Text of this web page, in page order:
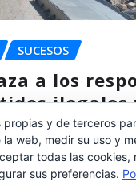
SUCESOS
a los
ilegales
sanciones
Ago 7, 2026
propias y de terceros
web, medir su uso y
todas las cookies,
sus preferencias.